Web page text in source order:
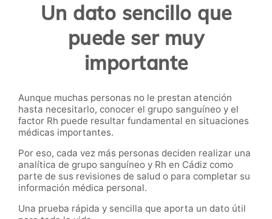
Un dato sencillo que
puede ser muy
importante
Aunque muchas personas no le prestan atención
hasta necesitarlo, conocer el grupo sanguíneo y el
factor Rh puede resultar fundamental en situaciones
médicas importantes.
Por eso, cada vez más personas deciden realizar una
analítica de grupo sanguíneo y Rh en Cádiz como
parte de sus revisiones de salud o para completar su
información médica personal.
Una prueba rápida y sencilla que aporta un dato útil